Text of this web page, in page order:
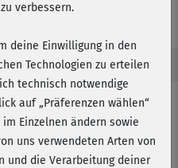
verbessern.
deine Einwilligung in den
Technologien zu erteilen
technisch notwendige
auf „Präferenzen wählen“
Einzelnen ändern sowie
uns verwendeten Arten von
und die Verarbeitung deiner